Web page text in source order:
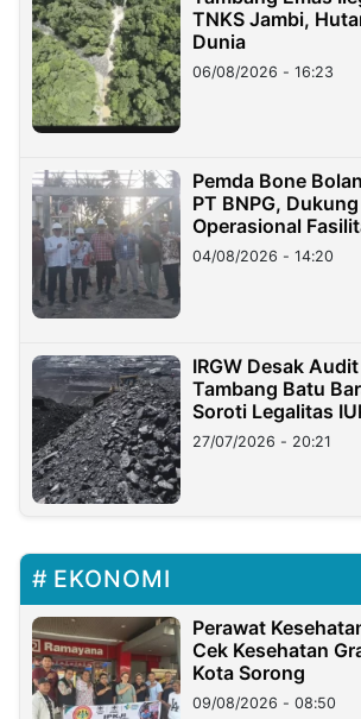
TNKS Jambi,
Dunia
06/08/2026 - 16:23
Pemda Bone
PT BNPG,
Operasional
04/08/2026 - 14:20
IRGW Desak
Tambang Batu
Soroti Legalitas
Stockpile
27/07/2026 - 20:21
EKONOMI
Perawat
Cek Kesehatan
Kota Sorong
09/08/2026 - 08:50